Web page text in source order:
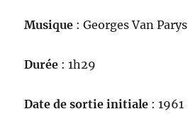
Musique : Georges Van Parys
Durée : 1h29
Date de sortie initiale : 1961